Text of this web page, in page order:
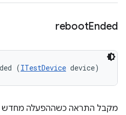
rebootEnded
(ITestDevice device)
מקבל התראה כשההפעלה מחדש